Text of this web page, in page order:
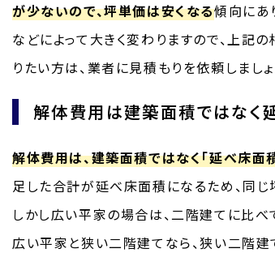
が少ないので、坪単価は安くなる傾向にあ
などによって大きく変わりますので、上記
りたい方は、業者に見積もりを依頼しましょ
解体費用は建築面積ではなく
解体費用は、建築面積ではなく「延べ床面
足した合計が延べ床面積になるため、同じ
しかし広い平家の場合は、二階建てに比
広い平家と狭い二階建てなら、狭い二階建